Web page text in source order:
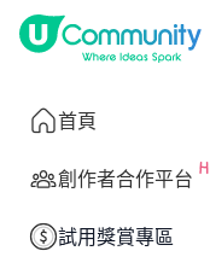
首頁
創作者合作平台
試用獎賞專區